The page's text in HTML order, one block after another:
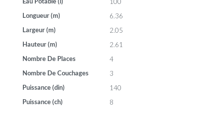
Eau Potable (l) 100
Longueur (m) 6.36
Largeur (m) 2.05
Hauteur (m) 2.61
Nombre De Places 4
Nombre De Couchages 3
Puissance (din) 140
Puissance (ch) 8